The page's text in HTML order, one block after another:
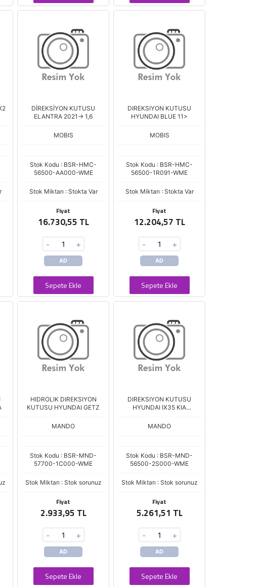
DİREKSİYON KUTUSU
ELANTRA 2021-> 1,6
MOBIS
Stok Kodu : BSR-HMC-
56500-AA000-WME
Stok Miktarı : Stokta Var
Fiyat
16.730,55 TL
- +
AD
Sepete Ekle
DIREKSIYON KUTUSU
HYUNDAI BLUE 11>
MOBIS
Stok Kodu : BSR-HMC-
56500-1R091-WME
Stok Miktarı : Stokta Var
Fiyat
12.204,57 TL
- +
AD
Sepete Ekle
HIDROLIK DIREKSIYON
KUTUSU HYUNDAI GETZ
MANDO
Stok Kodu : BSR-MND-
57700-1C000-WME
Stok Miktarı : Stok sorunuz
Fiyat
2.933,95 TL
- +
AD
Sepete Ekle
DIREKSIYON KUTUSU
HYUNDAI IX35 KIA
MANDO
Stok Kodu : BSR-MND-
56500-2S000-WME
Stok Miktarı : Stok sorunuz
Fiyat
5.261,51 TL
- +
AD
Sepete Ekle